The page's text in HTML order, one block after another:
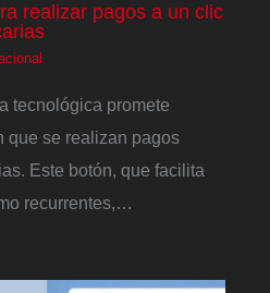
realizar pagos a un clic
tecnológica promete
que se realizan pagos
Este botón, que facilita
recurrentes,…